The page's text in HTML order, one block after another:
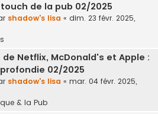
de la pub 02/2025
shadow's lisa « dim. 23 févr. 2025,
Netflix, McDonald's et Apple :
02/2025
shadow's lisa « mar. 04 févr. 2025,
& la Pub